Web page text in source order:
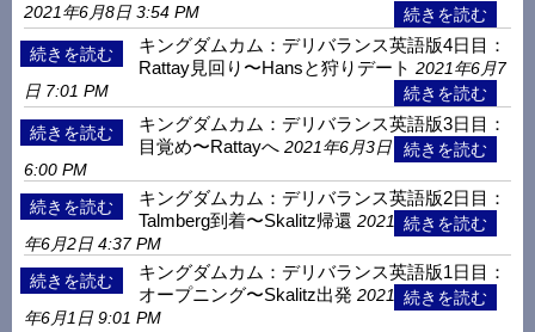
2021年6月8日 3:54 PM
キングダムカム：デリバランス英語版4日目：
Rattay見回り〜Hansと狩りデート 2021年6月7
日 7:01 PM
キングダムカム：デリバランス英語版3日目：
目覚め〜Rattayへ 2021年6月3日
6:00 PM
キングダムカム：デリバランス英語版2日目：
Talmberg到着〜Skalitz帰還 2021
年6月2日 4:37 PM
キングダムカム：デリバランス英語版1日目：
オープニング〜Skalitz出発 2021
年6月1日 9:01 PM